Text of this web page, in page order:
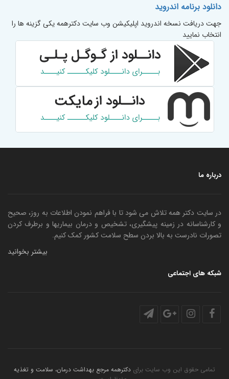
دانلود برنامه اندروید
جهت دریافت نسخه اندروید اپلیکیشن وب سایت دکترهمه یکی گزینه ها را
انتخاب نمایید
درباره ما
در سایت دکتر همه تلاش می شود تا با فراهم نمودن اطلاعات به روز، صحیح
و کارشناسانه در زمینه پیشگیری، تشخیص و درمان بیماریها و برطرف کردن
تصورات نادرست به بالا بردن سطح سلامت کشور کمک کنیم.
بیشتر بخوانید
شبکه های اجتماعی
تمامی حقوق این وب سایت برای دکترهمه مرجع بهداشت درمان، سلامت و تغذیه